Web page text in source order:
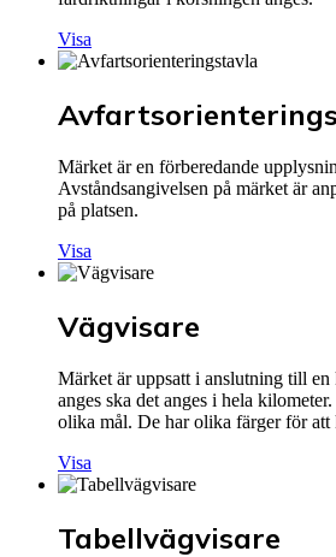
Visa
Märket är en förberedande
Avståndsangivelsen på märket är
på platsen.
Visa
Vägvisare
Märket är uppsatt i anslutning till en
anges ska det anges i hela
olika mål. De har olika färger för att
Visa
Tabellvägvisare